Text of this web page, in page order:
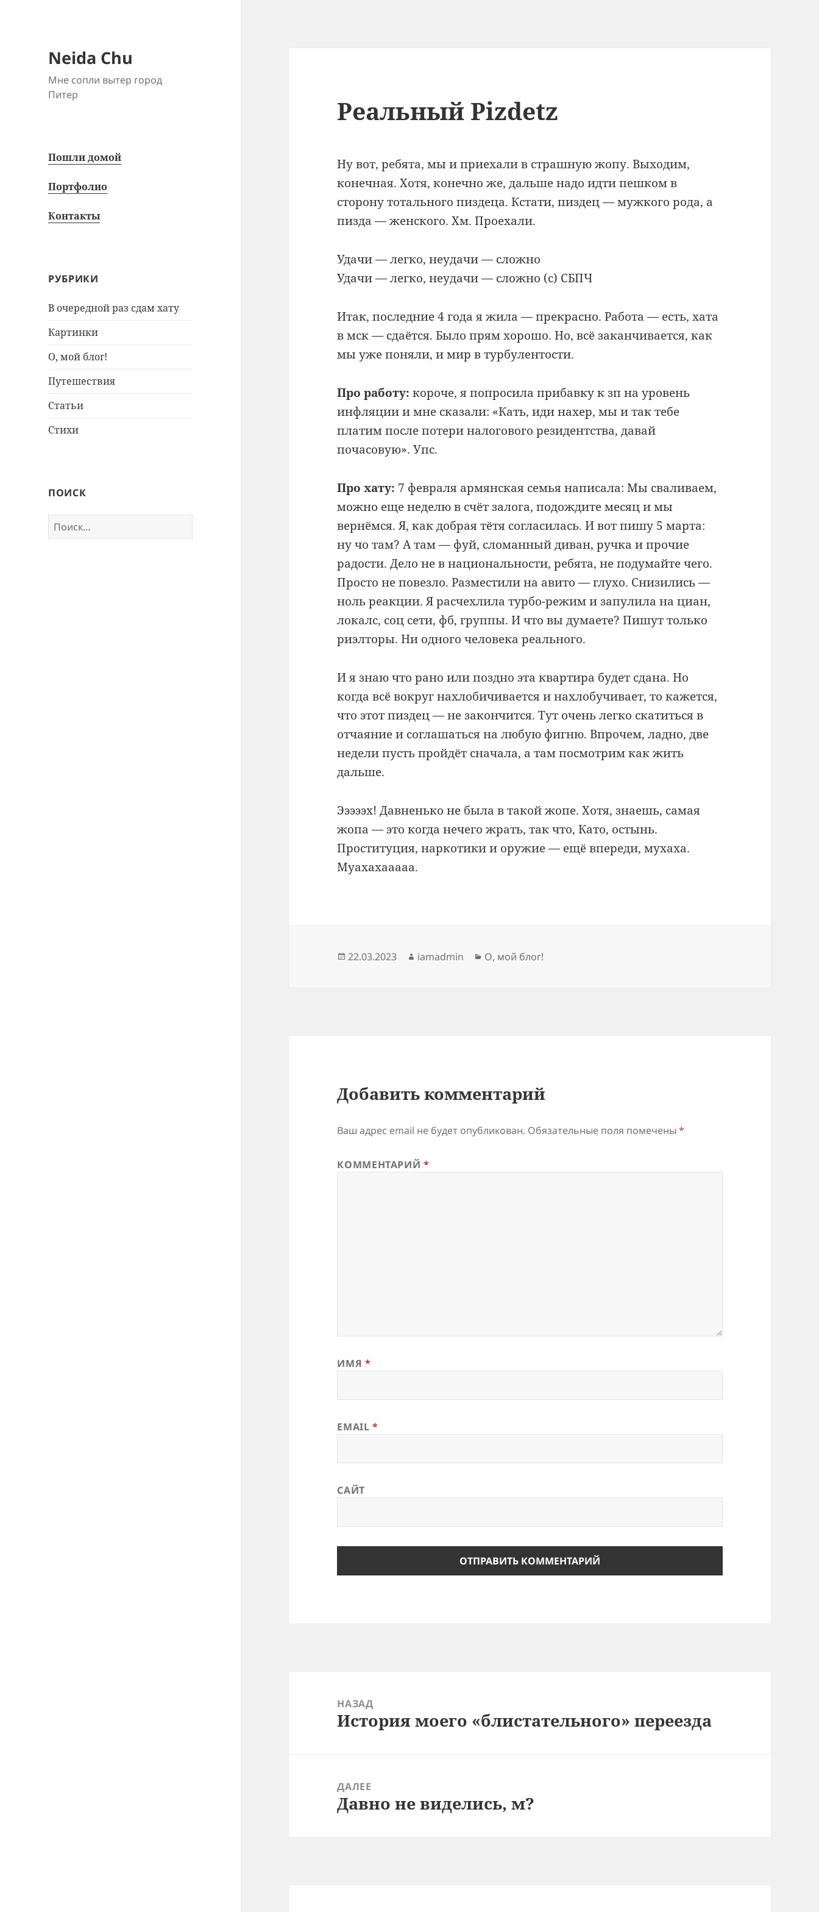
Neida Chu
Мне сопли вытер город
Питер
Пошли домой
Портфолио
Контакты
РУБРИКИ
В очередной раз сдам хату
Картинки
О, мой блог!
Путешествия
Статьи
Стихи
ПОИСК
Найти:
Реальный Pizdetz
Ну вот, ребята, мы и приехали в страшную жопу. Выходим,
конечная. Хотя, конечно же, дальше надо идти пешком в
сторону тотального пиздеца. Кстати, пиздец — мужкого рода, а
пизда — женского. Хм. Проехали.
Удачи — легко, неудачи — сложно
Удачи — легко, неудачи — сложно (с) СБПЧ
Итак, последние 4 года я жила — прекрасно. Работа — есть, хата
в мск — сдаётся. Было прям хорошо. Но, всё заканчивается, как
мы уже поняли, и мир в турбулентости.
Про работу: короче, я попросила прибавку к зп на уровень
инфляции и мне сказали: «Кать, иди нахер, мы и так тебе
платим после потери налогового резидентства, давай
почасовую». Упс.
Про хату: 7 февраля армянская семья написала: Мы сваливаем,
можно еще неделю в счёт залога, подождите месяц и мы
вернёмся. Я, как добрая тётя согласилась. И вот пишу 5 марта:
ну чо там? А там — фуй, сломанный диван, ручка и прочие
радости. Дело не в национальности, ребята, не подумайте чего.
Просто не повезло. Разместили на авито — глухо. Снизились —
ноль реакции. Я расчехлила турбо-режим и запулила на циан,
локалс, соц сети, фб, группы. И что вы думаете? Пишут только
риэлторы. Ни одного человека реального.
И я знаю что рано или поздно эта квартира будет сдана. Но
когда всё вокруг нахлобичивается и нахлобучивает, то кажется,
что этот пиздец — не закончится. Тут очень легко скатиться в
отчаяние и соглашаться на любую фигню. Впрочем, ладно, две
недели пусть пройдёт сначала, а там посмотрим как жить
дальше.
Эээээх! Давненько не была в такой жопе. Хотя, знаешь, самая
жопа — это когда нечего жрать, так что, Като, остынь.
Проституция, наркотики и оружие — ещё впереди, мухаха.
Муахахааааа.
Опубликовано
22.03.2023 Автор
iamadmin Рубрики
О, мой блог!
Добавить комментарий
Ваш адрес email не будет опубликован. Обязательные поля помечены*
КОММЕНТАРИЙ*
ИМЯ *
EMAIL*
САЙТ
записям
НАЗАД
Предыдущая
История моего «блистательного» переезда
ДАЛЕЕ
Следующая
Давно не виделись, м?